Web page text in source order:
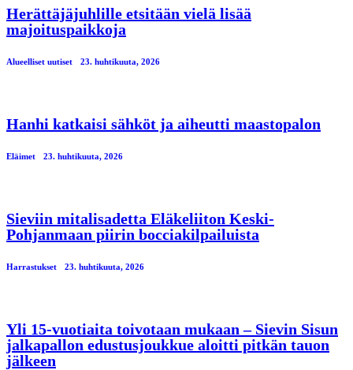
Herättäjäjuhlille etsitään vielä lisää
majoituspaikkoja
Alueelliset uutiset 23. huhtikuuta, 2026
Hanhi katkaisi sähköt ja aiheutti maastopalon
Eläimet 23. huhtikuuta, 2026
Sieviin mitalisadetta Eläkeliiton Keski-
Pohjanmaan piirin bocciakilpailuista
Harrastukset 23. huhtikuuta, 2026
Yli 15-vuotiaita toivotaan mukaan – Sievin Sisun
jalkapallon edustusjoukkue aloitti pitkän tauon
jälkeen